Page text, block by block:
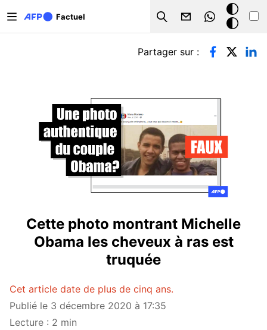
Factuel
Search
Mode
sombre
Onglets principaux
Partager sur :
Cette photo montrant Michelle
Obama les cheveux à ras est
truquée
Cet article date de plus de cinq ans.
Publié le 3 décembre 2020 à 17:35
Lecture : 2 min